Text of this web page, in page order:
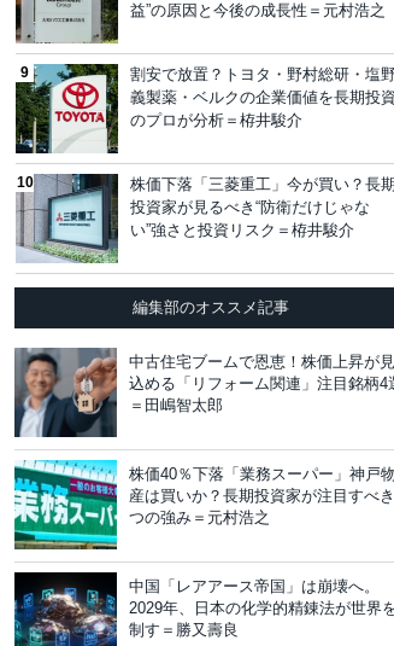
益”の原因と今後の成長性＝元村浩之
割安で放置？トヨタ・野村総研・塩
義製薬・ベルクの企業価値を長期投資
のプロが分析＝栫井駿介
株価下落「三菱重工」今が買い？長期
投資家が見るべき“防衛だけじゃな
い”強さと投資リスク＝栫井駿介
編集部のオススメ記事
中古住宅ブームで恩恵！株価上昇が見
込める「リフォーム関連」注目銘柄4
＝田嶋智太郎
株価40％下落「業務スーパー」神戸物
産は買いか？長期投資家が注目すべ
つの強み＝元村浩之
中国「レアアース帝国」は崩壊へ。
2029年、日本の化学的精錬法が世界
制す＝勝又壽良